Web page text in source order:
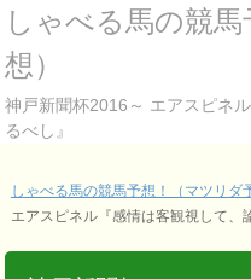
しゃべる馬の競
想）
神戸新聞杯2016～ エアスピネ
るべし』
しゃべる馬の競馬予想！（マツリダ
エアスピネル『感情は客観視して、